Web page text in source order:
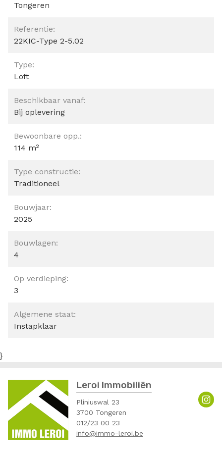
Tongeren
Referentie:
22KIC-Type 2-5.02
Type:
Loft
Beschikbaar vanaf:
Bij oplevering
Bewoonbare opp.:
114 m²
Type constructie:
Traditioneel
Bouwjaar:
2025
Bouwlagen:
4
Op verdieping:
3
Algemene staat:
Instapklaar
}
Leroi Immobiliën
Pliniuswal 23
3700 Tongeren
012/23 00 23
info@immo-leroi.be